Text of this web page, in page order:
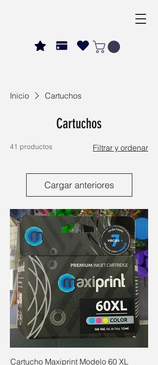
Inicio Cartuchos
Cartuchos
41 productos Filtrar y ordenar
Cargar anteriores
Cartucho Maxiprint Modelo 60 XL